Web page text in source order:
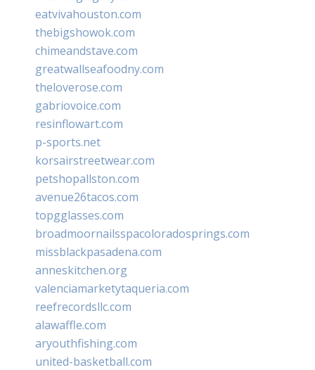
eatvivahouston.com
thebigshowok.com
chimeandstave.com
greatwallseafoodny.com
theloverose.com
gabriovoice.com
resinflowart.com
p-sports.net
korsairstreetwear.com
petshopallston.com
avenue26tacos.com
topgglasses.com
broadmoornailsspacoloradosprings.com
missblackpasadena.com
anneskitchen.org
valenciamarketytaqueria.com
reefrecordsllc.com
alawaffle.com
aryouthfishing.com
united-basketball.com